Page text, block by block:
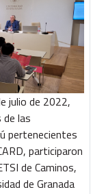
julio de 2022,
las
pertenecientes
participaron
de Caminos,
de Granada